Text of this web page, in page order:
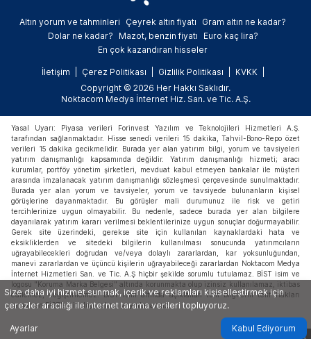
Altın yorum ve tahminleri Çeyrek altın fiyatı
Gram altın ne kadar?
Dolar ne kadar?
Mazot, benzin fiyatı
Euro kaç lira?
En çok kazandıran hisseler
İletişim Çerez Politikası Gizlilik Politikası
KVKK
Copyright © 2026 Her Hakkı Saklıdır.
Noktacom Medya İnternet Hiz. San. ve Tic. A.Ş.
Yasal Uyarı: Piyasa verileri Forinvest Yazılım ve Teknolojileri Hizmetleri A.Ş.
tarafından sağlanmaktadır. Hisse senedi verileri 15 dakika, Tahvil-Bono-Repo özet
verileri 15 dakika gecikmelidir. Burada yer alan yatırım bilgi, yorum ve tavsiyeleri
yatırım danışmanlığı kapsamında değildir. Yatırım danışmanlığı hizmeti; aracı
kurumlar, portföy yönetim şirketleri, mevduat kabul etmeyen bankalar ile müşteri
arasında imzalanacak yatırım danışmanlığı sözleşmesi çerçevesinde sunulmaktadır.
Burada yer alan yorum ve tavsiyeler, yorum ve tavsiyede bulunanların kişisel
görüşlerine dayanmaktadır. Bu görüşler mali durumunuz ile risk ve getiri
tercihlerinize uygun olmayabilir. Bu nedenle, sadece burada yer alan bilgilere
dayanılarak yatırım kararı verilmesi beklentilerinize uygun sonuçlar doğurmayabilir.
Gerek site üzerindeki, gerekse site için kullanılan kaynaklardaki hata ve
eksikliklerden ve sitedeki bilgilerin kullanılması sonucunda yatırımcıların
uğrayabilecekleri doğrudan ve/veya dolaylı zararlardan, kar yoksunluğundan,
manevi zararlardan ve üçüncü kişilerin uğrayabileceği zararlardan Noktacom Medya
İnternet Hizmetleri San. ve Tic. A.Ş hiçbir şekilde sorumlu tutulamaz. BİST isim ve
logosu "Koruma Marka Belgesi" altında korunmakta olup izinsiz kullanılamaz, iktibas
edilemez, değiştirilemez. BİST ismi altında açıklanan tüm bilgilerin telif hakları
tamamen BİST'e ait olup, tekrar yayınlanamaz.
Size daha iyi hizmet sunmak, içerik ve reklamları kişiselleştirmek için
çerezler aracılığı ile internet tarama verileri topluyoruz.
Ayarlar Kabul Ediyorum
X